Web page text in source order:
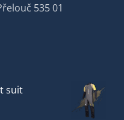
535 01
suit